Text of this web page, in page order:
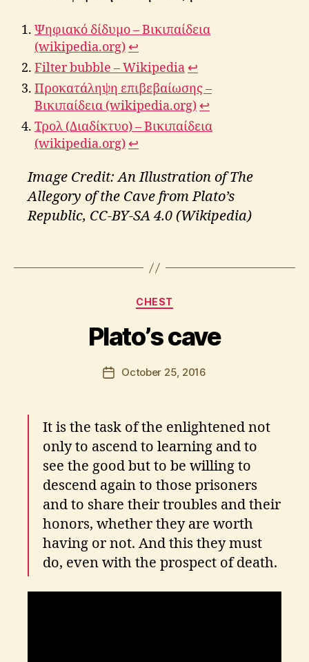
Ψηφιακό δίδυμο – Βικιπαίδεια
(wikipedia.org) ↩︎
Filter bubble – Wikipedia ↩︎
Προκατάληψη επιβεβαίωσης –
Βικιπαίδεια (wikipedia.org) ↩︎
Τρολ (Διαδίκτυο) – Βικιπαίδεια
(wikipedia.org) ↩︎
Image Credit: An Illustration of The
Allegory of the Cave from Plato’s
Republic, CC-BY-SA 4.0 (Wikipedia)
c
a
v
e
l
Categories
CHEST
Plato’s cave
Post
author
t
o
o
ri
ti
k
o
s
PostOctober 25, 2016
It is the task of the enlightened not
only to ascend to learning and to
see the good but to be willing to
descend again to those prisoners
and to share their troubles and their
honors, whether they are worth
having or not. And this they must
do, even with the prospect of death.